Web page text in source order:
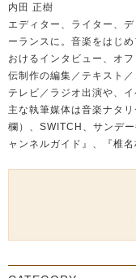
内田 正樹
エディター、ライター、
ーランスに。音楽をはじ
おけるインタビュー、オ
伝制作の編集／テキスト
テレビ／ラジオ出演や、
主な執筆媒体は音楽ナタ
欄）、SWITCH、サンデ
ャンネルガイド』、『椎